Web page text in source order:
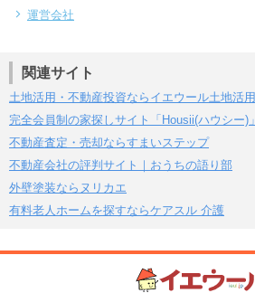
運営会社
関連サイト
土地活用・不動産投資ならイエウール土地活用
完全会員制の家探しサイト「Housii(ハウシー)」
不動産査定・売却ならすまいステップ
不動産会社の評判サイト｜おうちの語り部
外壁塗装ならヌリカエ
有料老人ホームを探すならケアスル 介護